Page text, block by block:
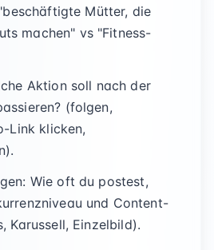
Mütter, die
machen" vs "Fitness-
Aktion soll nach der
(folgen,
Link klicken,
Wie oft du postest,
und Content-
Karussell, Einzelbild).